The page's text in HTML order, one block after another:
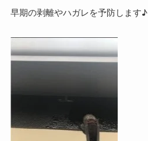
早期の剥離やハガレを予防します♪